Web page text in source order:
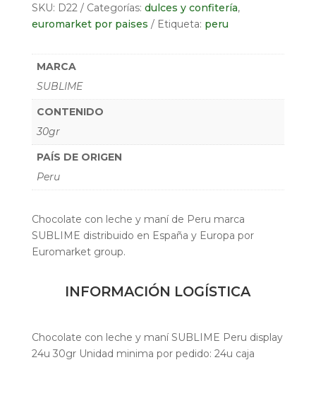
SKU: D22 Categorías: dulces y confitería,
euromarket por paises
Etiqueta: peru
MARCA
SUBLIME
CONTENIDO
30gr
PAÍS DE ORIGEN
Peru
Chocolate con leche y maní de Peru marca
SUBLIME distribuido en España y Europa por
Euromarket group.
INFORMACIÓN LOGÍSTICA
Chocolate con leche y maní SUBLIME Peru display
24u 30gr Unidad minima por pedido: 24u caja